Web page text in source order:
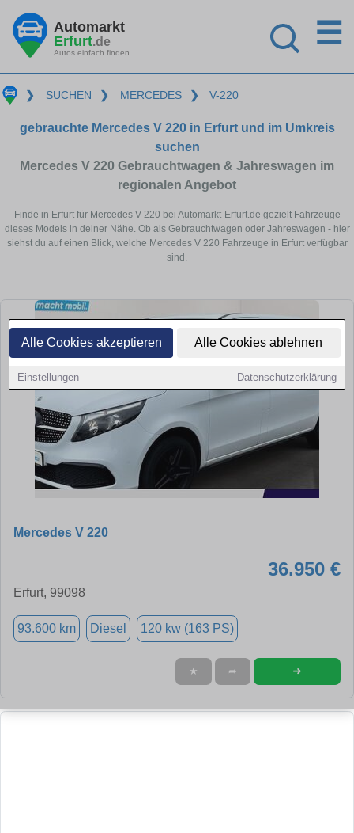
Alle Cookies akzeptieren Alle Cookies ablehnen
Einstellungen Datenschutzerklärung
Automarkt
Erfurt.de
Autos einfach finden
☰
❯ SUCHEN ❯ MERCEDES ❯ V-220
gebrauchte Mercedes V 220 in Erfurt und im Umkreis
suchen
Mercedes V 220 Gebrauchtwagen & Jahreswagen im
regionalen Angebot
Finde in Erfurt für Mercedes V 220 bei Automarkt-Erfurt.de gezielt Fahrzeuge
dieses Models in deiner Nähe. Ob als Gebrauchtwagen oder Jahreswagen - hier
siehst du auf einen Blick, welche Mercedes V 220 Fahrzeuge in Erfurt verfügbar
sind.
Mercedes V 220
36.950 €
Erfurt, 99098
93.600 km Diesel 120 kw (163 PS)
★ ➦ ➜